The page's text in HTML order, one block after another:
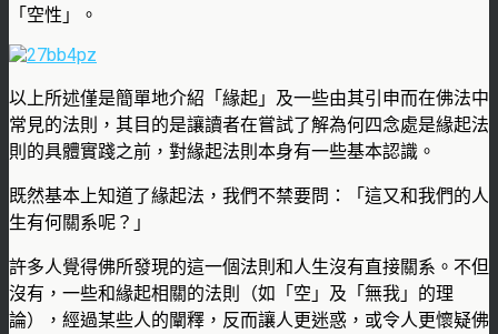
「空性」。
以上所述僅是簡單地介紹「緣起」及一些由其引申而在佛法中
常見的法則，其目的是讓讀者在嘗試了解為何四念處是緣起法
則的具體實踐之前，對緣起法則本身有一些基本認識。
既然基本上知道了緣起法，我們不禁要問：「這又和我們的人
生有何關系呢？」
許多人覺得佛所發現的這一個法則和人生沒有直接關系。不但
沒有，一些和緣起相關的法則（如「空」及「無我」的理
論），經過某些人的闡釋，反而讓人更迷惑，或令人更懷疑佛